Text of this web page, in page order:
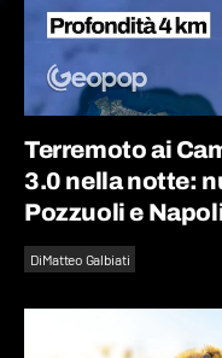
Terremoto ai
3.0 nella notte:
Pozzuoli e
DiMatteo Galbiati